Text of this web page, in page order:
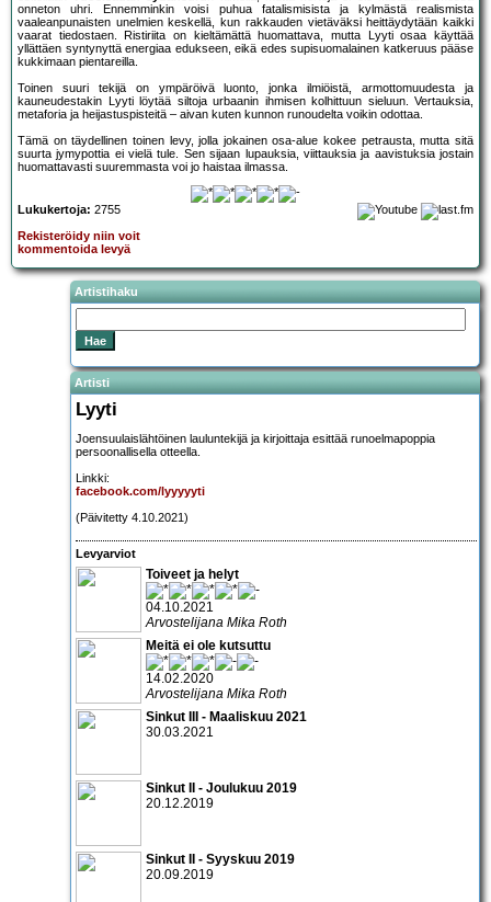
onneton uhri. Ennemminkin voisi puhua fatalismisista ja kylmästä realismista
vaaleanpunaisten unelmien keskellä, kun rakkauden vietäväksi heittäydytään kaikki
vaarat tiedostaen. Ristiriita on kieltämättä huomattava, mutta Lyyti osaa käyttää
yllättäen syntynyttä energiaa edukseen, eikä edes supisuomalainen katkeruus pääse
kukkimaan pientareilla.
Toinen suuri tekijä on ympäröivä luonto, jonka ilmiöistä, armottomuudesta ja
kauneudestakin Lyyti löytää siltoja urbaanin ihmisen kolhittuun sieluun. Vertauksia,
metaforia ja heijastuspisteitä – aivan kuten kunnon runoudelta voikin odottaa.
Tämä on täydellinen toinen levy, jolla jokainen osa-alue kokee petrausta, mutta sitä
suurta jymypottia ei vielä tule. Sen sijaan lupauksia, viittauksia ja aavistuksia jostain
huomattavasti suuremmasta voi jo haistaa ilmassa.
Lukukertoja: 2755
Rekisteröidy niin voit
kommentoida levyä
Artistihaku
Artisti
Lyyti
Joensuulaislähtöinen lauluntekijä ja kirjoittaja esittää runoelmapoppia
persoonallisella otteella.
Linkki:
facebook.com/lyyyyyti
(Päivitetty 4.10.2021)
Levyarviot
Toiveet ja helyt
04.10.2021
Arvostelijana Mika Roth
Meitä ei ole kutsuttu
14.02.2020
Arvostelijana Mika Roth
Sinkut III - Maaliskuu 2021
30.03.2021
Sinkut II - Joulukuu 2019
20.12.2019
Sinkut II - Syyskuu 2019
20.09.2019